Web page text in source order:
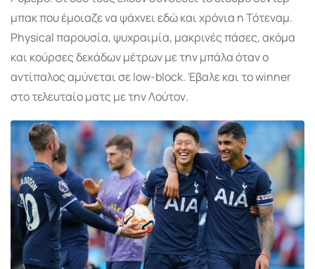
μπακ που έμοιαζε να ψάχνει εδώ και χρόνια η Τότεναμ.
Physical παρουσία, ψυχραιμία, μακρινές πάσες, ακόμα
και κούρσες δεκάδων μέτρων με την μπάλα όταν ο
αντίπαλος αμύνεται σε low-block. Έβαλε και το winner
στο τελευταίο ματς με την Λούτον.